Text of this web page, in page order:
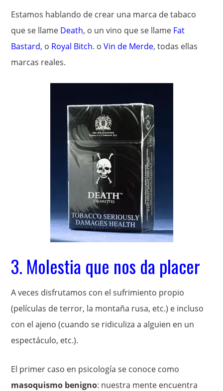
Estamos hablando de crear una marca de tabaco
que se llame Death, o un vino que se llame Fat
Bastard, o Royal Bitch. oVin de Merde, todas ellas
marcas reales.
3. Molestia que nos da placer
A veces disfrutamos con el sufrimiento propio
(películas de terror, la montaña rusa, etc.) e incluso
con el ajeno (cuando se ridiculiza a alguien en un
espectáculo, etc.).
El primer caso en psicología se conoce como
masoquismo benigno: nuestra mente encuentra